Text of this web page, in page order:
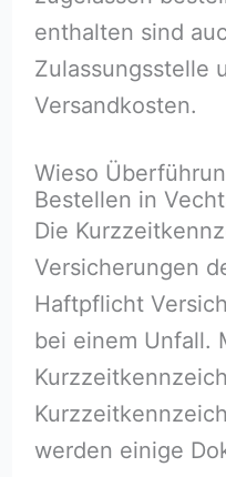
enthalten sind
Zulassungsstelle
Versandkosten.
Wieso
Bestellen in
Die
Versicherungen
Haftpflicht
bei einem Unfall.
werden einige